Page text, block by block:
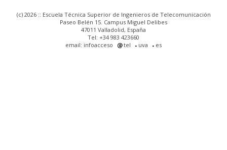
(c) 2026 :: Escuela Técnica Superior de Ingenieros de Telecomunicación
Paseo Belén 15. Campus Miguel Delibes
47011 Valladolid, España
Tel: +34 983 423660
email: infoacceso
tel uva es